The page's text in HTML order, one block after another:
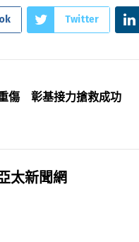
Twitter
傷 彰基接力搶救成功
太新聞網